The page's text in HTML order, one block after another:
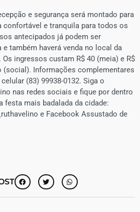
e segurança será montado para
confortável e tranquila para todos os
antecipados já podem ser
também haverá venda no local da
ingressos custam R$ 40 (meia) e R$
(social). Informações complementares
(83) 99938-0132. Siga o
nas redes sociais e fique por dentro
festa mais badalada da cidade:
e Facebook Assustado de